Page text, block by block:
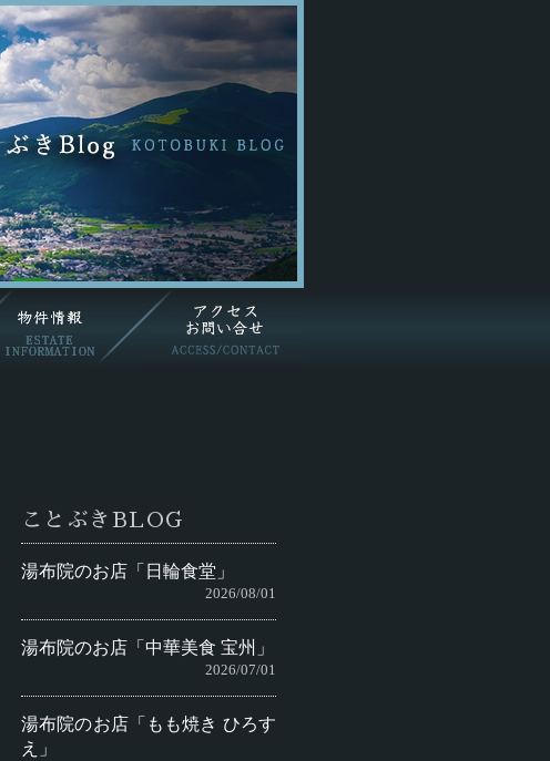
ことぶきBLOG
湯布院のお店「日輪食堂」
2026/08/01
湯布院のお店「中華美食 宝州」
2026/07/01
湯布院のお店「もも焼き ひろす
え」